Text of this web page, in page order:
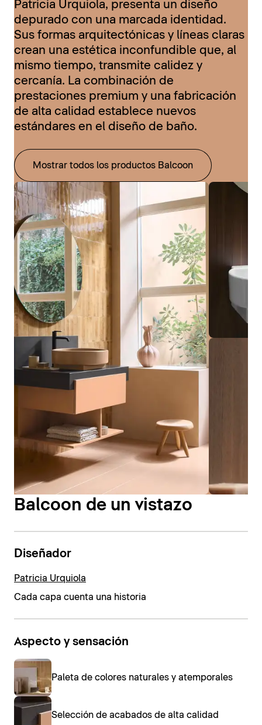
Patricia Urquiola, presenta un diseño
depurado con una marcada identidad.
Sus formas arquitectónicas y líneas claras
crean una estética inconfundible que, al
mismo tiempo, transmite calidez y
cercanía. La combinación de
prestaciones premium y una fabricación
de alta calidad establece nuevos
estándares en el diseño de baño.
Mostrar todos los productos Balcoon
Balcoon de un vistazo
Diseñador
Patricia Urquiola
Cada capa cuenta una historia
Aspecto y sensación
Paleta de colores naturales y atemporales
Selección de acabados de alta calidad